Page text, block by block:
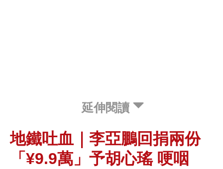
延伸閱讀
地鐵吐血｜李亞鵬回捐兩份
「¥9.9萬」予胡心瑤 哽咽